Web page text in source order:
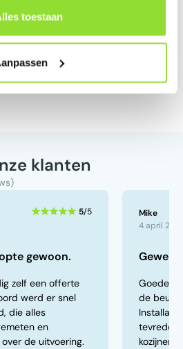
toestaan
klanten
5/5
gewoon.
zelf een offerte
werd er snel
die alles
en
de uitvoering.
Mike
4 april
Goede
de
tevreden
kozijnen,